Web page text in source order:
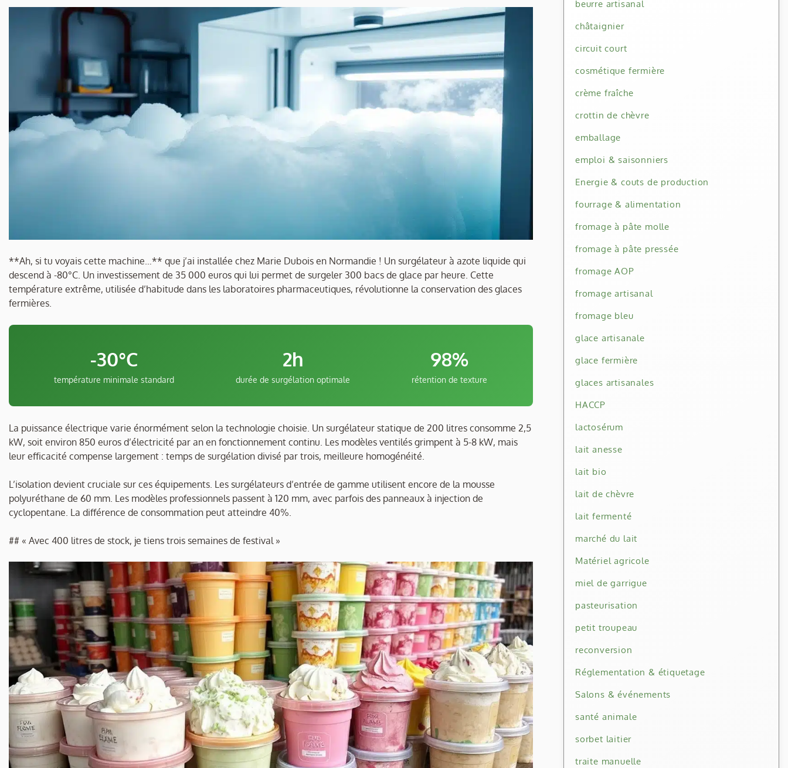
**Ah, si tu voyais cette machine…** que j’ai installée chez Marie Dubois en Normandie ! Un surgélateur à azote liquide qui
descend à -80°C. Un investissement de 35 000 euros qui lui permet de surgeler 300 bacs de glace par heure. Cette
température extrême, utilisée d’habitude dans les laboratoires pharmaceutiques, révolutionne la conservation des glaces
fermières.
-30°C
température minimale standard
2h
durée de surgélation optimale
98%
rétention de texture
La puissance électrique varie énormément selon la technologie choisie. Un surgélateur statique de 200 litres consomme 2,5
kW, soit environ 850 euros d’électricité par an en fonctionnement continu. Les modèles ventilés grimpent à 5-8 kW, mais
leur efficacité compense largement : temps de surgélation divisé par trois, meilleure homogénéité.
L’isolation devient cruciale sur ces équipements. Les surgélateurs d’entrée de gamme utilisent encore de la mousse
polyuréthane de 60 mm. Les modèles professionnels passent à 120 mm, avec parfois des panneaux à injection de
cyclopentane. La différence de consommation peut atteindre 40%.
## « Avec 400 litres de stock, je tiens trois semaines de festival »
beurre artisanal
châtaignier
circuit court
cosmétique fermière
crème fraîche
crottin de chèvre
emballage
emploi & saisonniers
Energie & couts de production
fourrage & alimentation
fromage à pâte molle
fromage à pâte pressée
fromage AOP
fromage artisanal
fromage bleu
glace artisanale
glace fermière
glaces artisanales
HACCP
lactosérum
lait anesse
lait bio
lait de chèvre
lait fermenté
marché du lait
Matériel agricole
miel de garrigue
pasteurisation
petit troupeau
reconversion
Réglementation & étiquetage
Salons & événements
santé animale
sorbet laitier
traite manuelle